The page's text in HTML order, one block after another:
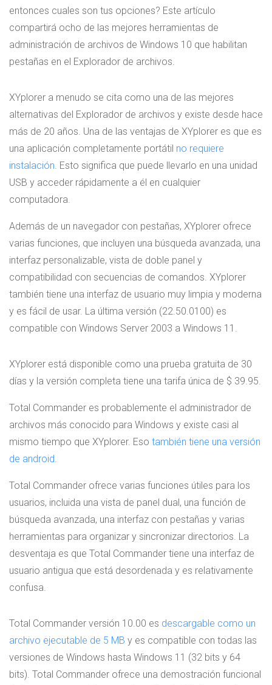
entonces cuales son tus opciones? Este artículo
compartirá ocho de las mejores herramientas de
administración de archivos de Windows 10 que habilitan
pestañas en el Explorador de archivos.
XYplorer a menudo se cita como una de las mejores
alternativas del Explorador de archivos y existe desde hace
más de 20 años. Una de las ventajas de XYplorer es que es
una aplicación completamente portátil no requiere
instalación. Esto significa que puede llevarlo en una unidad
USB y acceder rápidamente a él en cualquier
computadora.
Además de un navegador con pestañas, XYplorer ofrece
varias funciones, que incluyen una búsqueda avanzada, una
interfaz personalizable, vista de doble panel y
compatibilidad con secuencias de comandos. XYplorer
también tiene una interfaz de usuario muy limpia y moderna
y es fácil de usar. La última versión (22.50.0100) es
compatible con Windows Server 2003 a Windows 11.
XYplorer está disponible como una prueba gratuita de 30
días y la versión completa tiene una tarifa única de $ 39.95.
Total Commander es probablemente el administrador de
archivos más conocido para Windows y existe casi al
mismo tiempo que XYplorer. Eso también tiene una versión
de android.
Total Commander ofrece varias funciones útiles para los
usuarios, incluida una vista de panel dual, una función de
búsqueda avanzada, una interfaz con pestañas y varias
herramientas para organizar y sincronizar directorios. La
desventaja es que Total Commander tiene una interfaz de
usuario antigua que está desordenada y es relativamente
confusa.
Total Commander versión 10.00 es descargable como un
archivo ejecutable de 5 MB y es compatible con todas las
versiones de Windows hasta Windows 11 (32 bits y 64
bits). Total Commander ofrece una demostración funcional